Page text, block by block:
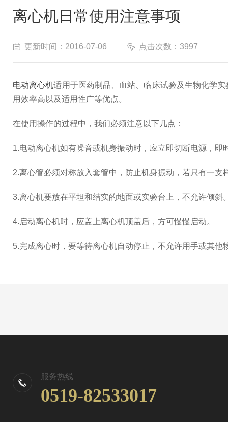
离心机日常使用注意事项
更新时间：2016-07-06 点击次数：3997
电动离心机适用于医药制品、血站、临床试验及生物化学
用效率高以及适用性广等优点。
在使用操作的过程中，我们必须注意以下几点：
1.电动离心机如有噪音或机身振动时，应立即切断电源，即
2.离心管必须对称放入套管中，防止机身振动，若只有一支
3.离心机要放在平坦和结实的地面或实验台上，不允许倾斜
4.启动离心机时，应盖上离心机顶盖后，方可慢慢启动。
5.完成离心时，要等待离心机自动停止，不允许用手或其
服务热线
0519-82533017